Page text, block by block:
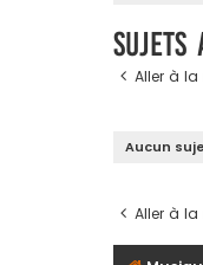
Sujets
Aller à
Aucun
Aller à